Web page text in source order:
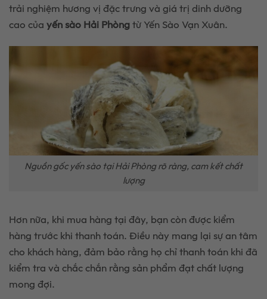
trải nghiệm hương vị đặc trưng và giá trị dinh dưỡng
cao của yến sào Hải Phòngtừ Yến Sào Vạn Xuân.
Nguồn gốc yến sào tại Hải Phòng rõ ràng, cam kết chất
lượng
Hơn nữa, khi mua hàng tại đây, bạn còn được kiểm
hàng trước khi thanh toán. Điều này mang lại sự an tâm
cho khách hàng, đảm bảo rằng họ chỉ thanh toán khi đã
kiểm tra và chắc chắn rằng sản phẩm đạt chất lượng
mong đợi.